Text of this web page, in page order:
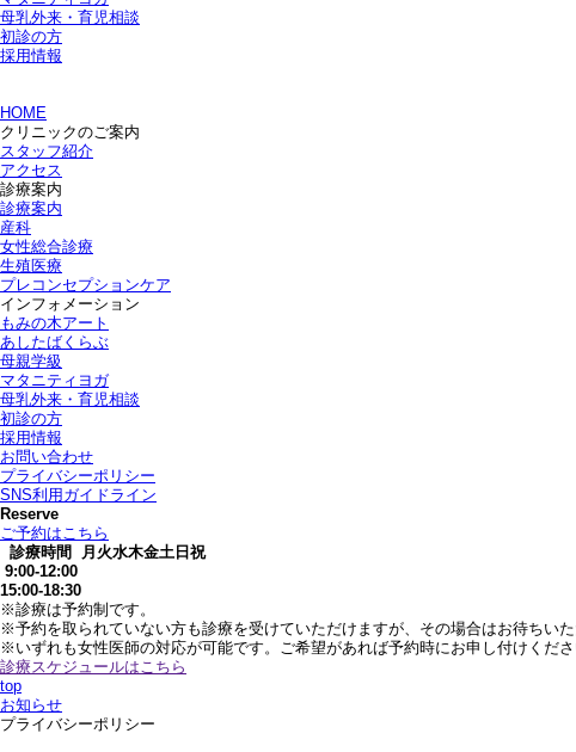
母乳外来・育児相談
初診の方
採用情報
HOME
クリニックのご案内
スタッフ紹介
アクセス
診療案内
診療案内
産科
女性総合診療
生殖医療
プレコンセプションケア
インフォメーション
もみの木アート
あしたばくらぶ
母親学級
マタニティヨガ
母乳外来・育児相談
初診の方
採用情報
お問い合わせ
プライバシーポリシー
SNS利用ガイドライン
Reserve
ご予約はこちら
診療時間
月 火水木金土 日 祝
9:00-12:00
15:00-18:30
※診療は予約制です。
※予約を取られていない方も診療を受けていただけますが、その場合はお待ちい
※いずれも女性医師の対応が可能です。ご希望があれば予約時にお申し付けくださ
診療スケジュールはこちら
top
お知らせ
プライバシーポリシー